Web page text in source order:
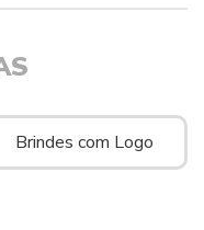
Brindes com Logo